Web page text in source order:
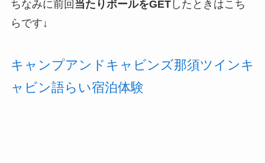
ちなみに前回 当たりボールをGETしたときはこち
らです↓
キャンプアンドキャビンズ那須ツインキ
ャビン語らい宿泊体験